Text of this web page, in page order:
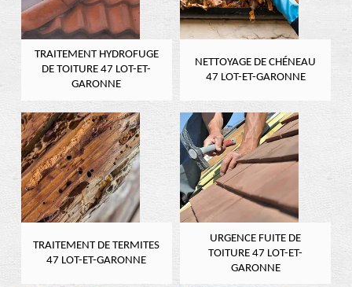
TRAITEMENT HYDROFUGE
DE TOITURE 47 LOT-ET-
GARONNE
NETTOYAGE DE CHÉNEAU
47 LOT-ET-GARONNE
TRAITEMENT DE TERMITES
47 LOT-ET-GARONNE
URGENCE FUITE DE
TOITURE 47 LOT-ET-
GARONNE